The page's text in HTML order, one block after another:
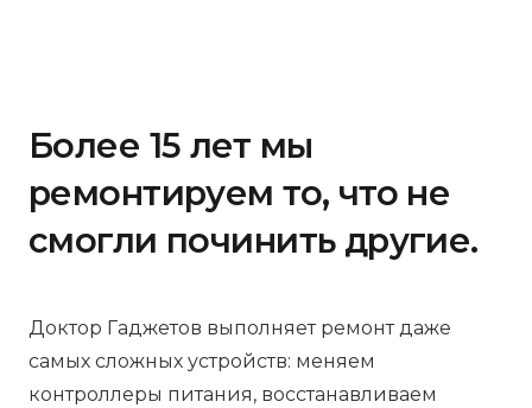
Более 15 лет мы
ремонтируем то, что не
смогли починить другие.
Доктор Гаджетов выполняет ремонт даже
самых сложных устройств: меняем
контроллеры питания, восстанавливаем